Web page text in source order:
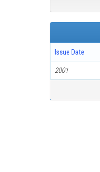
Issue Date
2001